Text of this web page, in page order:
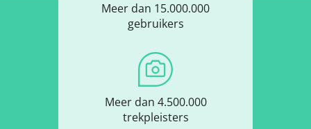
Meer dan 15.000.000
gebruikers
Meer dan 4.500.000
trekpleisters